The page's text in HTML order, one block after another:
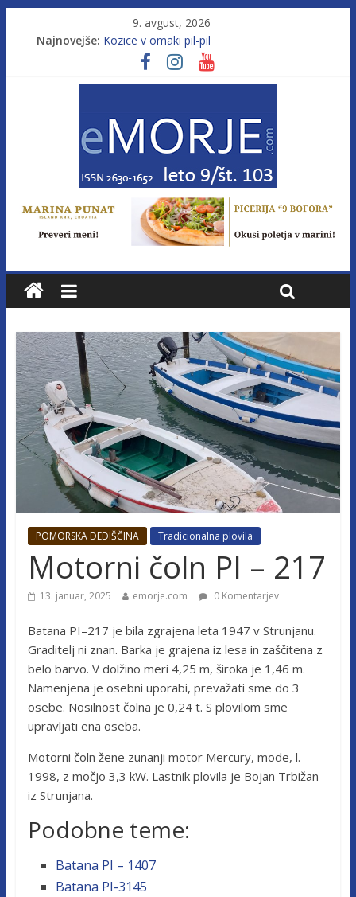
9. avgust, 2026
Najnovejše: Kozice v omaki pil-pil
Leto 9, št. 103; Licenca brez morja
Od morja do gorja 11
POMORSKA DEDIŠČINA Tradicionalna plovila
Motorni čoln PI – 217
13. januar, 2025 emorje.com 0 Komentarjev
Batana PI–217 je bila zgrajena leta 1947 v Strunjanu.
Graditelj ni znan. Barka je grajena iz lesa in zaščitena z
belo barvo. V dolžino meri 4,25 m, široka je 1,46 m.
Namenjena je osebni uporabi, prevažati sme do 3
osebe. Nosilnost čolna je 0,24 t. S plovilom sme
upravljati ena oseba.
Motorni čoln žene zunanji motor Mercury, mode, l.
1998, z močjo 3,3 kW. Lastnik plovila je Bojan Trbižan
iz Strunjana.
Podobne teme:
Batana PI – 1407
Batana PI-3145